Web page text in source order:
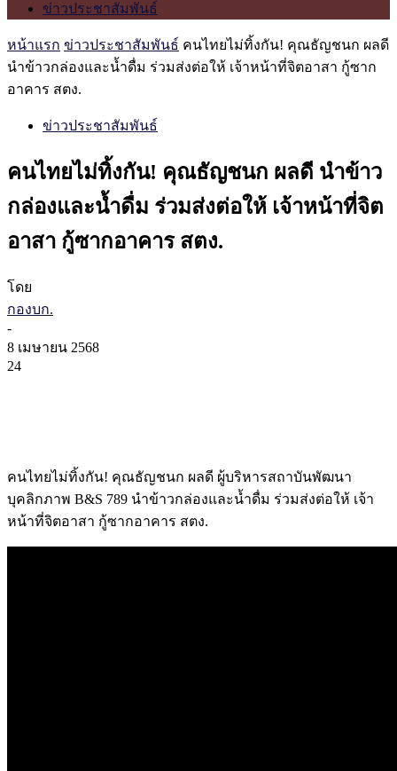
ข่าวประชาสัมพันธ์
หน้าแรก ข่าวประชาสัมพันธ์ คนไทยไม่ทิ้งกัน! คุณธัญชนก ผลดี
นำข้าวกล่องและน้ำดื่ม ร่วมส่งต่อให้ เจ้าหน้าที่จิตอาสา กู้ซาก
อาคาร สตง.
ข่าวประชาสัมพันธ์
คนไทยไม่ทิ้งกัน! คุณธัญชนก ผลดี นำข้าว
กล่องและน้ำดื่ม ร่วมส่งต่อให้ เจ้าหน้าที่จิต
อาสา กู้ซากอาคาร สตง.
โดย
กองบก.
-
8 เมษายน 2568
24
คนไทยไม่ทิ้งกัน! คุณธัญชนก ผลดี ผู้บริหารสถาบันพัฒนา
บุคลิกภาพ B&S 789 นำข้าวกล่องและน้ำดื่ม ร่วมส่งต่อให้ เจ้า
หน้าที่จิตอาสา กู้ซากอาคาร สตง.